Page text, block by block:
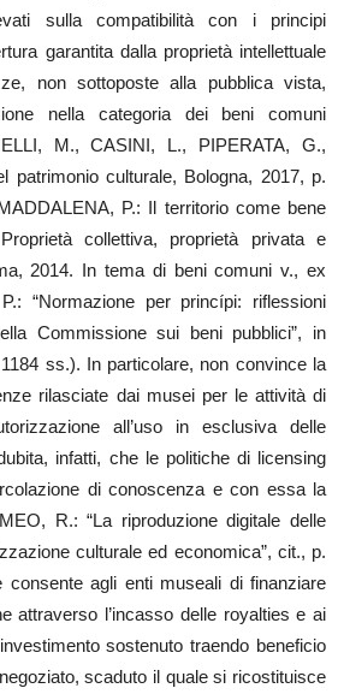
sulla compatibilità con i principi
garantita dalla proprietà intellettuale
non sottoposte alla pubblica vista,
nella categoria dei beni comuni
M., CASINI, L., PIPERATA, G.,
patrimonio culturale, Bologna, 2017, p.
P.: Il territorio come bene
collettiva, proprietà privata e
2014. In tema di beni comuni v., ex
“Normazione per princípi: riflessioni
Commissione sui beni pubblici”, in
ss.). In particolare, non convince la
rilasciate dai musei per le attività di
all’uso in esclusiva delle
infatti, che le politiche di licensing
di conoscenza e con essa la
R.: “La riproduzione digitale delle
culturale ed economica”, cit., p.
consente agli enti museali di finanziare
attraverso l’incasso delle royalties e ai
sostenuto traendo beneficio
scaduto il quale si ricostituisce